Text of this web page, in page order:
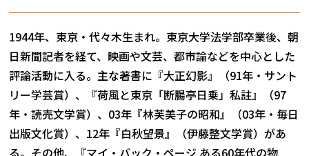
1944年、東京・代々木生まれ。東京大学法学部卒業後、朝
日新聞記者を経て、映画や文芸、都市論などを中心とした
評論活動に入る。主な著書に『大正幻影』（91年・サント
リー学芸賞）、『荷風と東京「断腸亭日乗」私註』（97
年・読売文学賞）、03年『林芙美子の昭和』（03年・毎日
出版文化賞）、12年『白秋望景』（伊藤整文学賞）があ
る。その他、『マイ・バック・ページ ある60年代の物